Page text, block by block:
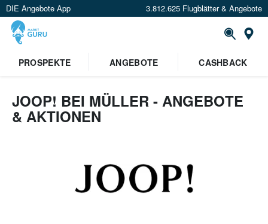
DIE Angebote App 3.812.625 Flugblätter & Angebote
PROSPEKTE
ANGEBOTE CASHBACK
JOOP! BEI MÜLLER - ANGEBOTE
& AKTIONEN